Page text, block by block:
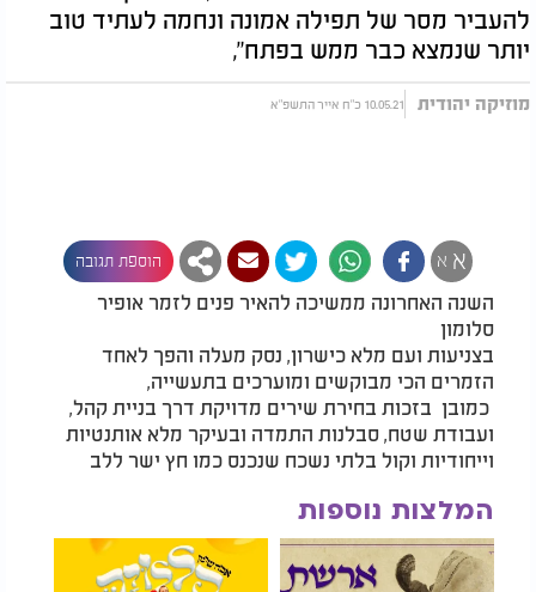
להעביר מסר של תפילה אמונה ונחמה לעתיד טוב
יותר שנמצא כבר ממש בפתח",
מוזיקה יהודית 10.05.21 כ"ח אייר התשפ"א
א א הוספת תגובה
השנה האחרונה ממשיכה להאיר פנים לזמר אופיר
סלומון
בצניעות ועם מלא כישרון, נסק מעלה והפך לאחד
הזמרים הכי מבוקשים ומוערכים בתעשייה,
כמובן בזכות בחירת שירים מדויקת דרך בניית קהל,
ועבודת שטח, סבלנות התמדה ובעיקר מלא אותנטיות
וייחודיות וקול בלתי נשכח שנכנס כמו חץ ישר ללב
המלצות נוספות